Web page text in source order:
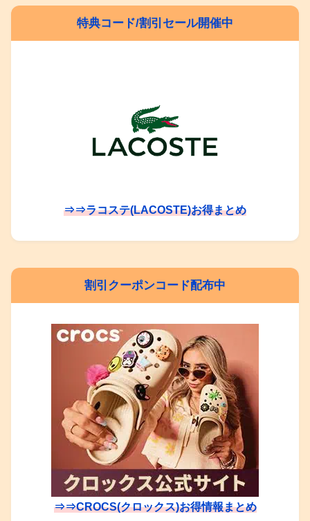
特典コード/割引セール開催中
⇒⇒ラコステ(LACOSTE)お得まとめ
割引クーポンコード配布中
⇒⇒CROCS(クロックス)お得情報まとめ